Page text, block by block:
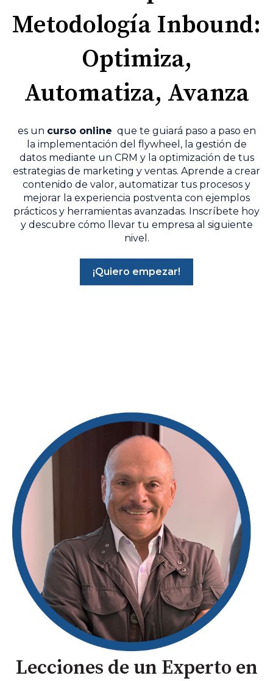
Metodología Inbound:
Optimiza,
Automatiza, Avanza
es un curso online que te guiará paso a paso en
la implementación del flywheel, la gestión de
datos mediante un CRM y la optimización de tus
estrategias de marketing y ventas. Aprende a crear
contenido de valor, automatizar tus procesos y
mejorar la experiencia postventa con ejemplos
prácticos y herramientas avanzadas. Inscríbete hoy
y descubre cómo llevar tu empresa al siguiente
nivel.
¡Quiero empezar!
Lecciones de un Experto en